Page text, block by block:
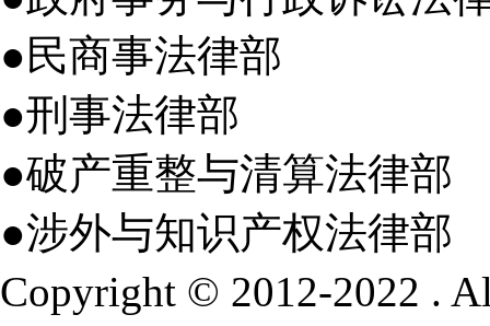
●民商事法律部
●刑事法律部
●破产重整与清算法律部
●涉外与知识产权法律部
Copyright © 2012-2022 .